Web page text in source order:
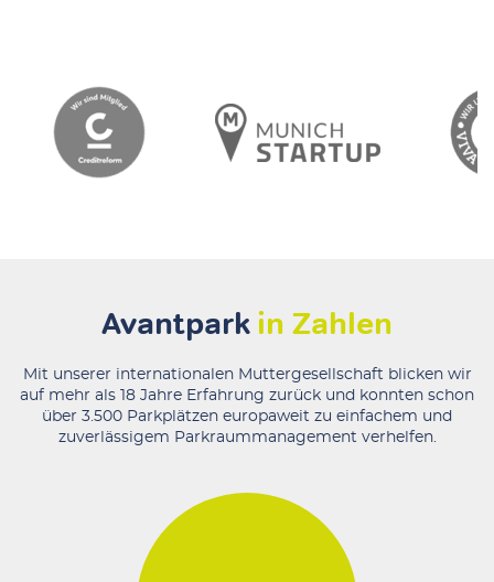
Avantpark in Zahlen
Mit unserer internationalen Muttergesellschaft blicken wir
auf mehr als 18 Jahre Erfahrung zurück und konnten schon
über 3.500 Parkplätzen europaweit zu einfachem und
zuverlässigem Parkraummanagement verhelfen.